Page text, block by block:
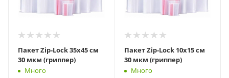
Пакет Zip-Lock 35х45 см
30 мкм (гриппер)
Много
Пакет Zip-Lock 10х15 см
30 мкм (гриппер)
Много